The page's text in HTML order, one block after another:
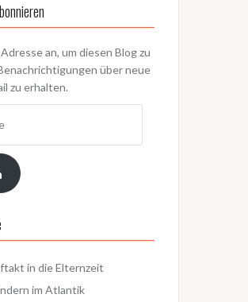
an, um diesen Blog zu
über neue
zu erhalten.
in die Elternzeit
im Atlantik